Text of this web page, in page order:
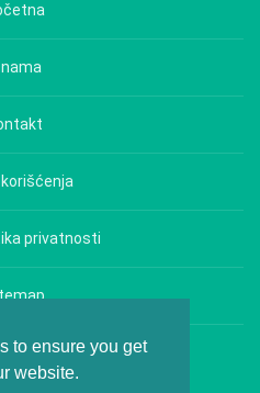
to ensure you get
website.
privatnosti
- All rights reserved.